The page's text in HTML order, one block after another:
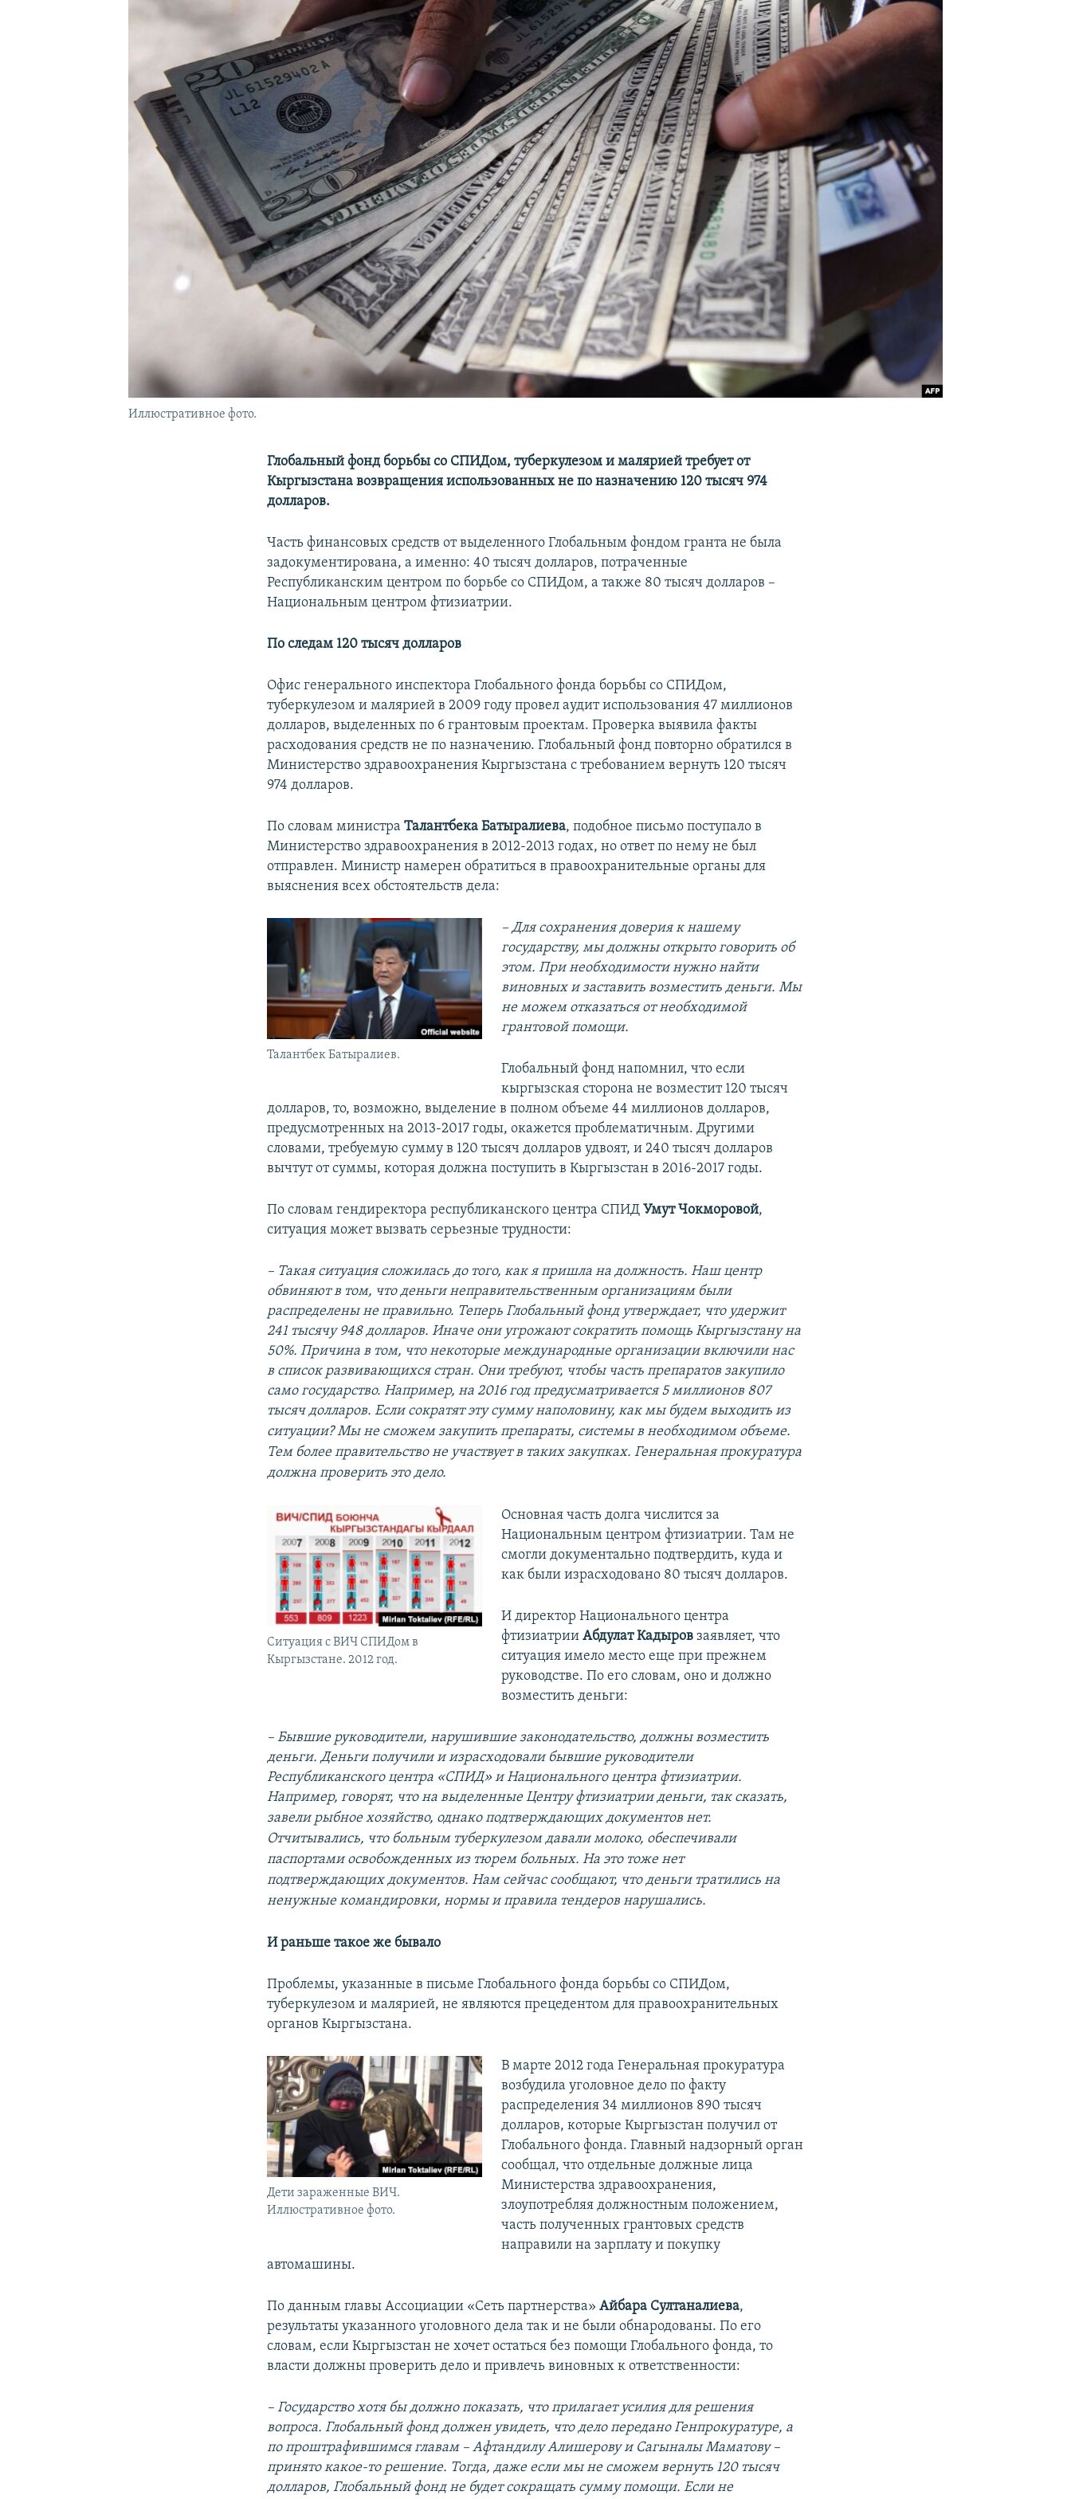
Иллюстративное фото.
Глобальный фонд борьбы со СПИДом, туберкулезом и малярией требует от
Кыргызстана возвращения использованных не по назначению 120 тысяч 974
долларов.
Часть финансовых средств от выделенного Глобальным фондом гранта не была
задокументирована, а именно: 40 тысяч долларов, потраченные
Республиканским центром по борьбе со СПИДом, а также 80 тысяч долларов –
Национальным центром фтизиатрии.
По следам 120 тысяч долларов
Офис генерального инспектора Глобального фонда борьбы со СПИДом,
туберкулезом и малярией в 2009 году провел аудит использования 47 миллионов
долларов, выделенных по 6 грантовым проектам. Проверка выявила факты
расходования средств не по назначению. Глобальный фонд повторно обратился в
Министерство здравоохранения Кыргызстана с требованием вернуть 120 тысяч
974 долларов.
По словам министраТалантбека Батыралиева, подобное письмо поступало в
Министерство здравоохранения в 2012-2013 годах, но ответ по нему не был
отправлен. Министр намерен обратиться в правоохранительные органы для
выяснения всех обстоятельств дела:
Талантбек Батыралиев.
– Для сохранения доверия к нашему
государству, мы должны открыто говорить об
этом. При необходимости нужно найти
виновных и заставить возместить деньги. Мы
не можем отказаться от необходимой
грантовой помощи.
Глобальный фонд напомнил, что если
кыргызская сторона не возместит 120 тысяч
долларов, то, возможно, выделение в полном объеме 44 миллионов долларов,
предусмотренных на 2013-2017 годы, окажется проблематичным. Другими
словами, требуемую сумму в 120 тысяч долларов удвоят, и 240 тысяч долларов
вычтут от суммы, которая должна поступить в Кыргызстан в 2016-2017 годы.
По словам гендиректора республиканского центра СПИДУмут Чокморовой,
ситуация может вызвать серьезные трудности:
– Такая ситуация сложилась до того, как я пришла на должность. Наш центр
обвиняют в том, что деньги неправительственным организациям были
распределены не правильно. Теперь Глобальный фонд утверждает, что удержит
241 тысячу 948 долларов. Иначе они угрожают сократить помощь Кыргызстану на
50%. Причина в том, что некоторые международные организации включили нас
в список развивающихся стран. Они требуют, чтобы часть препаратов закупило
само государство. Например, на 2016 год предусматривается 5 миллионов 807
тысяч долларов. Если сократят эту сумму наполовину, как мы будем выходить из
ситуации? Мы не сможем закупить препараты, системы в необходимом объеме.
Тем более правительство не участвует в таких закупках. Генеральная прокуратура
должна проверить это дело.
Ситуация с ВИЧ СПИДом в
Кыргызстане. 2012 год.
​Основная часть долга числится за
Национальным центром фтизиатрии. Там не
смогли документально подтвердить, куда и
как были израсходовано 80 тысяч долларов.
И директор Национального центра
фтизиатрии Абдулат Кадыровзаявляет, что
ситуация имело место еще при прежнем
руководстве. По его словам, оно и должно
возместить деньги:
– Бывшие руководители, нарушившие законодательство, должны возместить
деньги. Деньги получили и израсходовали бывшие руководители
Республиканского центра «СПИД» и Национального центра фтизиатрии.
Например, говорят, что навыделенные Центру фтизиатрии деньги, так сказать,
завели рыбное хозяйство, однако подтверждающих документов нет.
Отчитывались, что больным туберкулезомдавали молоко, обеспечивали
паспортами освобожденных из тюрем больных. На это тоже нет
подтверждающих документов. Нам сейчас сообщают, что деньги тратились на
ненужные командировки, нормы и правила тендеров нарушались.
И раньше такое же бывало
Проблемы, указанные в письме Глобального фонда борьбы со СПИДом,
туберкулезом и малярией, не являются прецедентом для правоохранительных
органов Кыргызстана.
Дети зараженные ВИЧ.
Иллюстративное фото.
В марте 2012 года Генеральная прокуратура
возбудила уголовное дело по факту
распределения 34 миллионов 890 тысяч
долларов, которые Кыргызстан получил от
Глобального фонда. Главный надзорный орган
сообщал, что отдельные должные лица
Министерства здравоохранения,
злоупотребляя должностным положением,
часть полученных грантовых средств
направили на зарплату и покупку
автомашины.
По данным главы Ассоциации «Сеть партнерства»Айбара Султаналиева,
результаты указанного уголовного дела так и не были обнародованы. По его
словам, если Кыргызстан не хочет остаться без помощи Глобального фонда, то
власти должны проверить дело и привлечь виновных к ответственности:
– Государство хотя бы должно показать, что прилагает усилия для решения
вопроса. Глобальный фонд должен увидеть, что дело передано Генпрокуратуре, а
по проштрафившимся главам – Афтандилу Алишерову и Сагыналы Маматову –
принято какое-то решение. Тогда, даже если мы не сможем вернуть 120 тысяч
долларов, Глобальный фонд не будет сокращать сумму помощи. Если не